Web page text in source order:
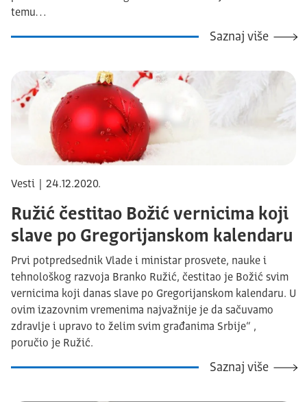
temu…
Saznaj više
Vesti | 24.12.2020.
Ružić čestitao Božić vernicima koji
slave po Gregorijanskom kalendaru
Prvi potpredsednik Vlade i ministar prosvete, nauke i
tehnološkog razvoja Branko Ružić, čestitao je Božić svim
vernicima koji danas slave po Gregorijanskom kalendaru. U
ovim izazovnim vremenima najvažnije je da sačuvamo
zdravlje i upravo to želim svim građanima Srbije“ ,
poručio je Ružić.
Saznaj više